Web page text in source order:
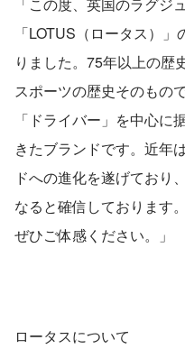
「LOTUS（ロータス）
りました。75年以上の歴
スポーツの歴史そのもの
「ドライバー」を中心に
きたブランドです。近年
ドへの進化を遂げており
なると確信しております
ぜひご体感ください。」
ロータスについて